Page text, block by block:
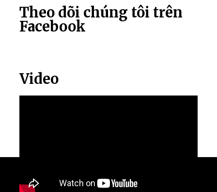
Theo dõi chúng tôi trên
Facebook
Video